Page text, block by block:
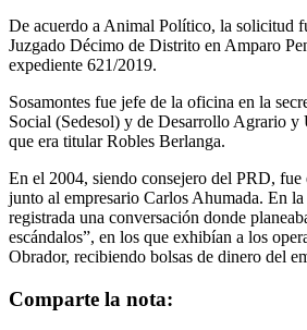
De acuerdo a Animal Político, la solicitud
Juzgado Décimo de Distrito en Amparo
expediente 621/2019.
Sosamontes fue jefe de la oficina en la
Social (Sedesol) y de Desarrollo Agrario y
que era titular Robles Berlanga.
En el 2004, siendo consejero del PRD,
junto al empresario Carlos Ahumada. En
registrada una conversación donde
escándalos”, en los que exhibían a los
Obrador, recibiendo bolsas de dinero del
Comparte la nota: